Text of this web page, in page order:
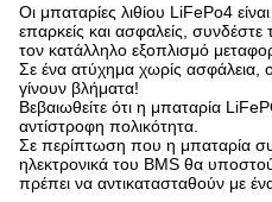
Οι μπαταρίες λιθίου LiFePo4 είναι
επαρκείς και ασφαλείς, συνδέστε
τον κατάλληλο εξοπλισμό
Σε ένα ατύχημα χωρίς ασφάλεια,
γίνουν βλήματα!
Βεβαιωθείτε ότι η μπαταρία
αντίστροφη πολικότητα.
Σε περίπτωση που η μπαταρία
ηλεκτρονικά του BMS θα
πρέπει να αντικατασταθούν με